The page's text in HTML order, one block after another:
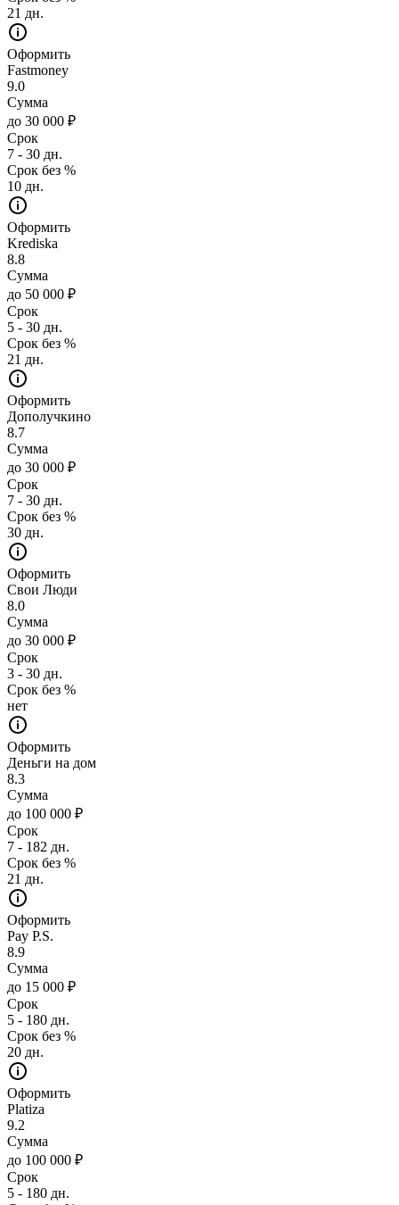
21 дн.
Оформить
Fastmoney
9.0
Сумма
до 30 000 ₽
Срок
7 - 30 дн.
Срок без %
10 дн.
Оформить
Krediska
8.8
Сумма
до 50 000 ₽
Срок
5 - 30 дн.
Срок без %
21 дн.
Оформить
Дополучкино
8.7
Сумма
до 30 000 ₽
Срок
7 - 30 дн.
Срок без %
30 дн.
Оформить
Свои Люди
8.0
Сумма
до 30 000 ₽
Срок
3 - 30 дн.
Срок без %
нет
Оформить
Деньги на дом
8.3
Сумма
до 100 000 ₽
Срок
7 - 182 дн.
Срок без %
21 дн.
Оформить
Pay P.S.
8.9
Сумма
до 15 000 ₽
Срок
5 - 180 дн.
Срок без %
20 дн.
Оформить
Platiza
9.2
Сумма
до 100 000 ₽
Срок
5 - 180 дн.